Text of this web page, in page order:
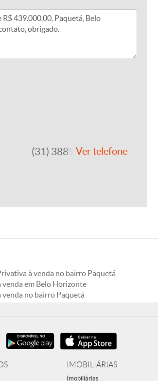
(31) 3889-4765Ver telefone
à venda no bairro Paquetá
venda em Belo Horizonte
venda no bairro Paquetá
IMOBILIÁRIAS
Imobiliárias